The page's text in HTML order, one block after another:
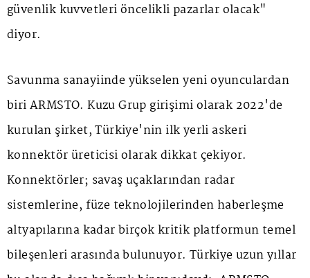
güvenlik kuvvetleri öncelikli pazarlar olacak"
diyor.
Savunma sanayiinde yükselen yeni oyunculardan
biri ARMSTO. Kuzu Grup girişimi olarak 2022'de
kurulan şirket, Türkiye'nin ilk yerli askeri
konnektör üreticisi olarak dikkat çekiyor.
Konnektörler; savaş uçaklarından radar
sistemlerine, füze teknolojilerinden haberleşme
altyapılarına kadar birçok kritik platformun temel
bileşenleri arasında bulunuyor. Türkiye uzun yıllar